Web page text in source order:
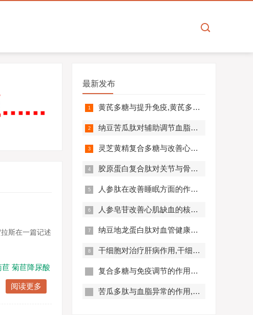
斯在一篇记述
苣 菊苣降尿酸
阅读更多
最新发布
黄芪多糖与提升免疫,黄芪多糖对免疫相关疾病营养干预价值分析！
纳豆苦瓜肽对辅助调节血脂血压的作用机制,应用效果如何？
灵芝黄精复合多糖与改善心肺功能的机制及临床应用分析
胶原蛋白复合肽对关节与骨骼的作用,胶原蛋白复合肽效果怎么样?
人参肽在改善睡眠方面的作用机制及应用分析
人参皂苷改善心肌缺血的核心机制,应用效果怎么样？
纳豆地龙蛋白肽对血管健康的好处,纳豆地龙蛋白肽对预防心脑血管疾病有帮助吗？
干细胞对治疗肝病作用,干细胞对肝硬化有作用吗?
复合多糖与免疫调节的作用原理及优势分析
苦瓜多肽与血脂异常的作用,苦瓜多肽调节脂代谢效果好吗？